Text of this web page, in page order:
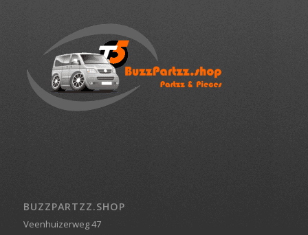
BUZZPARTZZ.SHOP
Veenhuizerweg 47